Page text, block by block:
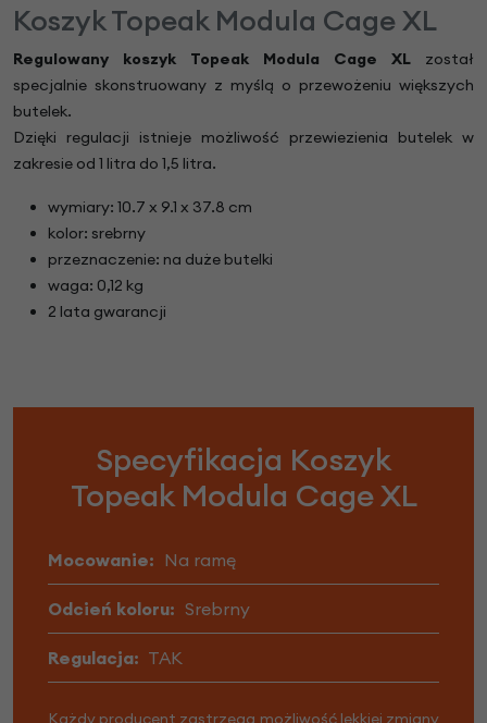
Koszyk Topeak Modula Cage XL
Regulowany koszyk Topeak Modula Cage XL został
specjalnie skonstruowany z myślą o przewożeniu większych
butelek.
Dzięki regulacji istnieje możliwość przewiezienia butelek w
zakresie od 1 litra do 1,5 litra.
wymiary: 10.7 x 9.1 x 37.8 cm
kolor: srebrny
przeznaczenie: na duże butelki
waga: 0,12 kg
2 lata gwarancji
Specyfikacja Koszyk
Topeak Modula Cage XL
Mocowanie: Na ramę
Odcień koloru: Srebrny
Regulacja: TAK
Każdy producent zastrzega możliwość lekkiej zmiany